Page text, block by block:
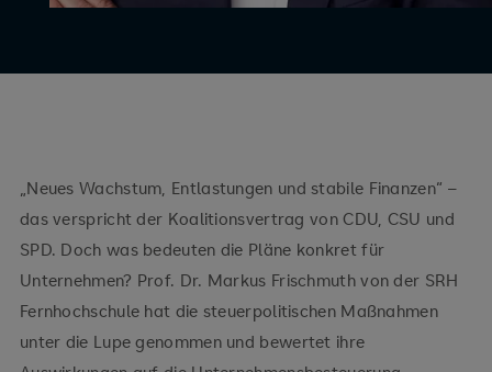
„Neues Wachstum, Entlastungen und stabile Finanzen“ –
das verspricht der Koalitionsvertrag von CDU, CSU und
SPD. Doch was bedeuten die Pläne konkret für
Unternehmen? Prof. Dr. Markus Frischmuth von der SRH
Fernhochschule hat die steuerpolitischen Maßnahmen
unter die Lupe genommen und bewertet ihre